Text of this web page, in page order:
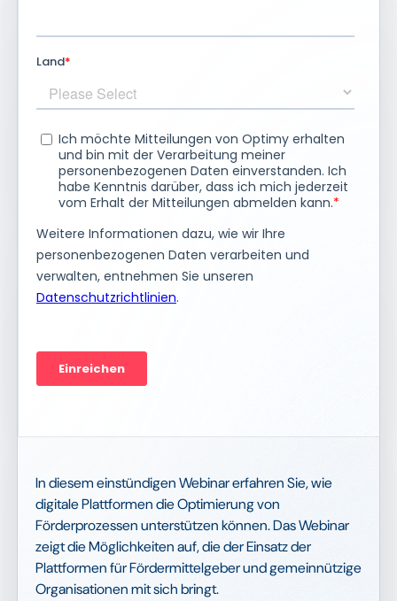
In diesem einstündigen Webinar erfahren Sie, wie
digitale Plattformen die Optimierung von
Förderprozessen unterstützen können. Das Webinar
zeigt die Möglichkeiten auf, die der Einsatz der
Plattformen für Fördermittelgeber und gemeinnützige
Organisationen mit sich bringt.